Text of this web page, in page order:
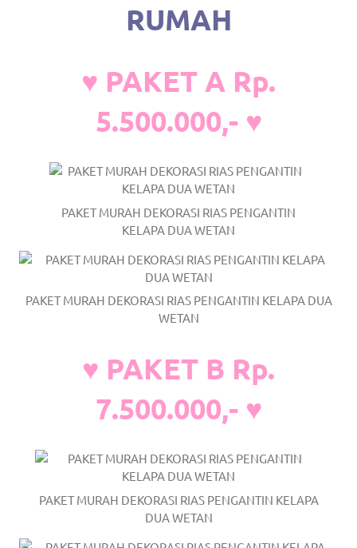
https://
https://www.gameswatches.com
luxury
replica
RUMAH
♥ PAKET A Rp.
5.500.000,- ♥
PAKET MURAH DEKORASI RIAS PENGANTIN
KELAPA DUA WETAN
PAKET MURAH DEKORASI RIAS PENGANTIN KELAPA DUA
WETAN
♥ PAKET B Rp.
7.500.000,- ♥
PAKET MURAH DEKORASI RIAS PENGANTIN KELAPA
DUA WETAN